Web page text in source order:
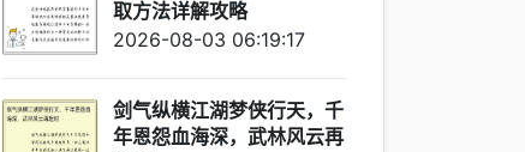
取方法详解攻略
2026-08-03 06:19:17
剑气纵横江湖梦侠行天，千
年恩怨血海深，武林风云再